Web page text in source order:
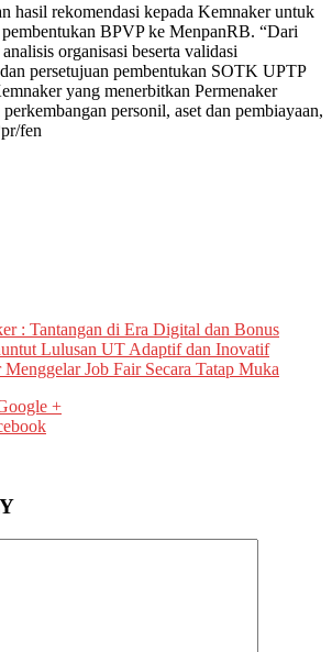
hasil rekomendasi kepada Kemnaker untuk
BPVP ke MenpanRB. “Dari
organisasi beserta validasi
persetujuan pembentukan SOTK UPTP
yang menerbitkan Permenaker
personil, aset dan pembiayaan,
fen
: Tantangan di Era Digital dan Bonus
Lulusan UT Adaptif dan Inovatif
Job Fair Secara Tatap Muka
+